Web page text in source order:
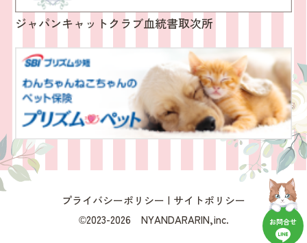
お問合せ
ジャパンキャットクラブ血統書取次所
プライバシーポリシー
サイトポリシー
©2023-2026 NYANDARARIN,inc.